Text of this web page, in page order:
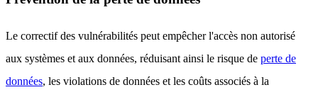
Le correctif des vulnérabilités peut empêcher l'accès non autorisé
aux systèmes et aux données, réduisant ainsi le risque de perte de
données, les violations de données et les coûts associés à la